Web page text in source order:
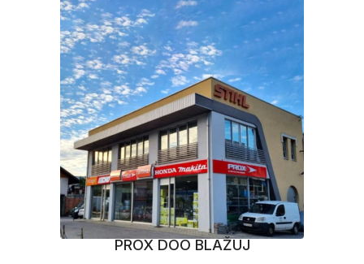
PROX DOO BLAŽUJ